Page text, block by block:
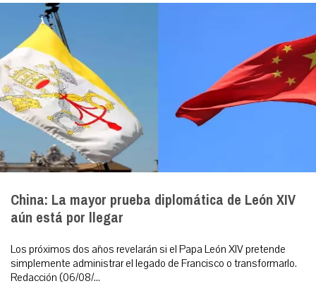
China: La mayor prueba diplomática de León XIV
aún está por llegar
Los próximos dos años revelarán si el Papa León XIV pretende
simplemente administrar el legado de Francisco o transformarlo.
Redacción (06/08/...